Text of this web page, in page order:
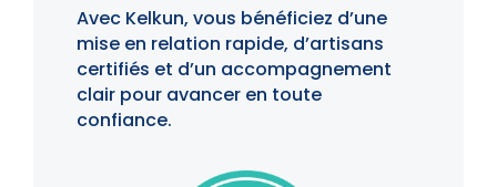
Avec Kelkun, vous bénéficiez d’une
mise en relation rapide, d’artisans
certifiés et d’un accompagnement
clair pour avancer en toute
confiance.